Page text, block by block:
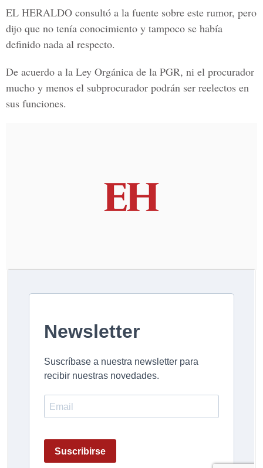
EL HERALDO consultó a la fuente sobre este rumor, pero
dijo que no tenía conocimiento y tampoco se había
definido nada al respecto.
De acuerdo a la Ley Orgánica de la PGR, ni el procurador
mucho y menos el subprocurador podrán ser reelectos en
sus funciones.